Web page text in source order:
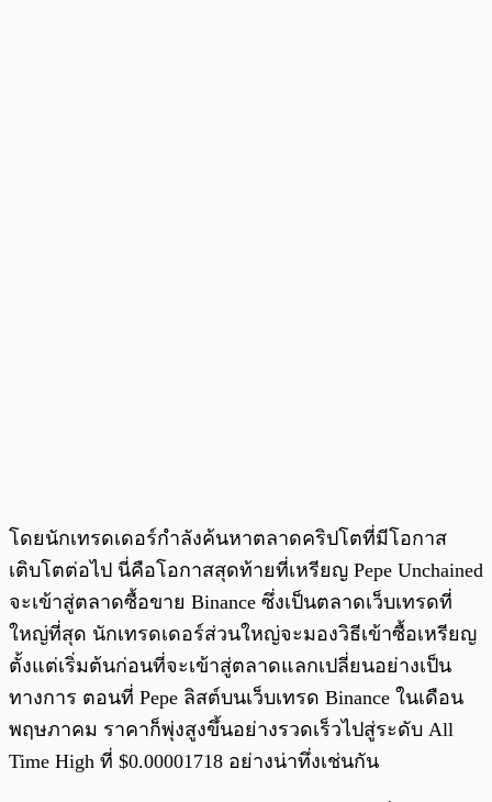
โดยนักเทรดเดอร์กำลังค้นหาตลาดคริปโตที่มีโอกาส
เติบโตต่อไป นี่คือโอกาสสุดท้ายที่เหรียญ Pepe Unchained
จะเข้าสู่ตลาดซื้อขาย Binance ซึ่งเป็นตลาดเว็บเทรดที่
ใหญ่ที่สุด นักเทรดเดอร์ส่วนใหญ่จะมองวิธีเข้าซื้อเหรียญ
ตั้งแต่เริ่มต้นก่อนที่จะเข้าสู่ตลาดแลกเปลี่ยนอย่างเป็น
ทางการ ตอนที่ Pepe ลิสต์บนเว็บเทรด Binance ในเดือน
พฤษภาคม ราคาก็พุ่งสูงขึ้นอย่างรวดเร็วไปสู่ระดับ All
Time High ที่ $0.00001718 อย่างน่าทึ่งเช่นกัน